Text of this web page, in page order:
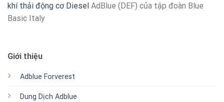
Giới thiệu
Adblue Forverest
Dung Dịch Adblue
khí thải động cơ Diesel AdBlue (DEF) của tập đoàn Blue
Basic Italy